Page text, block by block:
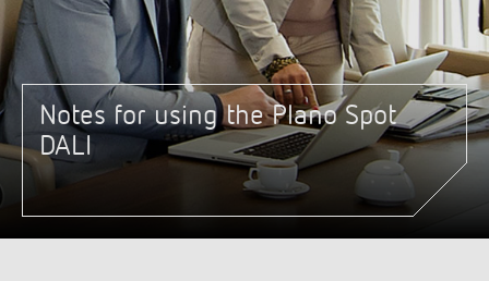
Spots LED
Contrôle du temps et de la lumière
Régulation de chauffage
Systèmes KNX
Système pour maison intelligente
LUXORliving
Détecteurs de présence et de mouvement
Catalogues et prospectus
Commande de catalogue
Séminaires
Theben AG
Nouveautés
Coopérations
Durabilité
Contact
Hotline
Demande
Recherche de produits
Médiathèque
Quantum
Notes for using the Plano Spot
DALI